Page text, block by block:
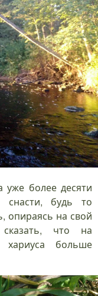
уже более десяти
будь то
опираясь на свой
что на
хариуса больше